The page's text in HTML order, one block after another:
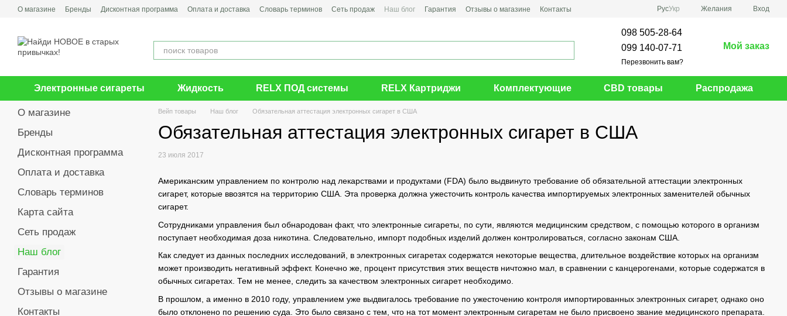
Перейти к основному контенту
О магазине Бренды Дисконтная программа Оплата и доставка Словарь терминов Сеть продаж Наш блог Гарантия Отзывы о магазине Контакты РусУкр Желания Вход
098 505-28-64
099 140-07-71
Перезвонить вам?
Мой заказ
Электронные сигареты Жидкость RELX ПОД системы RELX Картриджи Комплектующие CBD товары Распродажа
Вейп товары Наш блог Обязательная аттестация электронных сигарет в США
Обязательная аттестация электронных сигарет в США
23 июля 2017
Американским управлением по контролю над лекарствами и продуктами (FDA) было выдвинуто требование об обязательной аттестации электронных
сигарет, которые ввозятся на территорию США. Эта проверка должна ужесточить контроль качества импортируемых электронных заменителей обычных
сигарет.
Сотрудниками управления был обнародован факт, что электронные сигареты, по сути, являются медицинским средством, с помощью которого в организм
поступает необходимая доза никотина. Следовательно, импорт подобных изделий должен контролироваться, согласно законам США.
Как следует из данных последних исследований, в электронных сигаретах содержатся некоторые вещества, длительное воздействие которых на организм
может производить негативный эффект. Конечно же, процент присутствия этих веществ ничтожно мал, в сравнении с канцерогенами, которые содержатся в
обычных сигаретах. Тем не менее, следить за качеством электронных сигарет необходимо.
В прошлом, а именно в 2010 году, управлением уже выдвигалось требование по ужесточению контроля импортированных электронных сигарет, однако оно
было отклонено по решению суда. Это было связано с тем, что на тот момент электронным сигаретам не было присвоено звание медицинского препарата.
О магазине
Бренды
Дисконтная программа
Оплата и доставка
Словарь терминов
Карта сайта
Сеть продаж
Наш блог
Гарантия
Отзывы о магазине
Контакты